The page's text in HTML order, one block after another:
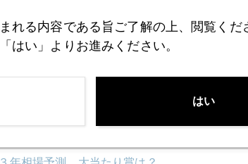
今日明日が２０２２年相場フィナーレ
２０２２年相場、今週フィナーレへ
れる内容である旨ご了解の上、閲覧くだ
はい」よりお進みください。
はい